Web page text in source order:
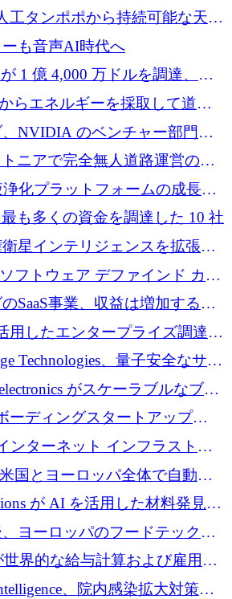
ョン リーダーが Nexus
に集まる理由
工タンポポから持続可能な天然
ために 340 万ポンドを調達
も音声AI時代へ
1 億 4,000 万ドルを調達、
AI を買収、Bliq がエストニア
路運営を承認
らエネルギーを採取して道路
るために 2,360 万ドルを調達
NVIDIA のベンチャー部門か
ーズ B を拡大
ニアで完全無人道路運営の承
化プラットフォームの成長に
確保
も多くの資金を調達した 10 社
星インテリジェンスを拡張す
ーロの信用枠を確保
フトウェア デファインド カメ
ーを拡張するためにシリーズ A
を調達
SaaS事業、収益は増加するも
減少
用したエンタープライズ調達プ
を拡大するために 4,000 万ド
Technologies、量子安全なサイ
ィ インフラストラクチャの拡
A で 800 万ドルを投入
がスケーラブルなブレ
ター インターフェイスのため
ーディングスタートアップ
リーズ A 投資で 2,000 万ドルを
ンターネット インフラストラ
ジェンス向けに 300 万ドルの
保
国とヨーロッパ全体で自動電
大するために 2,800 万ドルを
が AI を活用した材料発見を
に 2 億 8,000 万ユーロのベル
発表
ヨーロッパのフードテックセ
ダメンタルズを中心に再構築
世界的な給与計算および雇用プ
を拡大するために 1,740 万ド
、院内感染拡大対策に